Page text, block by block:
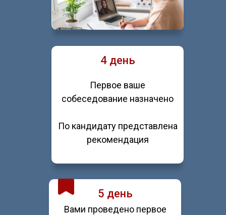
4 день
Первое ваше
собеседование назначено
По кандидату представлена
рекомендация
5 день
Вами проведено первое